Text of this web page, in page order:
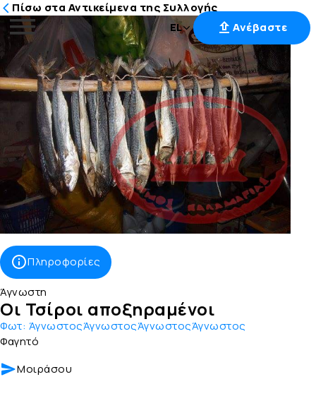
Μετάβαση
στο
περιεχόμενο
EL Ανέβαστε
Πίσω στα Αντικείμενα της Συλλογής
Πληροφορίες
Άγνωστη
Οι Τσίροι αποξηραμένοι
Φωτ: ΆγνωστοςΆγνωστοςΆγνωστοςΆγνωστος
Φαγητό
Μοιράσου